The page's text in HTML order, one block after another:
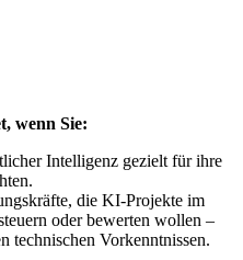
wenn Sie:
Intelligenz gezielt für ihre
die KI-Projekte im
oder bewerten wollen –
technischen Vorkenntnissen.